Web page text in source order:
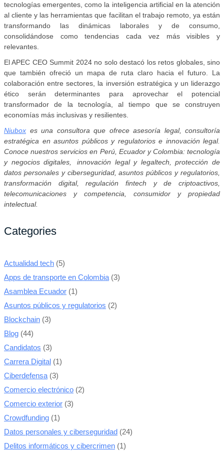
tecnologías emergentes, como la inteligencia artiﬁcial en la atención
al cliente y las herramientas que facilitan el trabajo remoto, ya están
transformando las dinámicas laborales y de consumo,
consolidándose como tendencias cada vez más visibles y
relevantes.
El APEC CEO Summit 2024 no solo destacó los retos globales, sino
que también ofreció un mapa de ruta claro hacia el futuro. La
colaboración entre sectores, la inversión estratégica y un liderazgo
ético serán determinantes para aprovechar el potencial
transformador de la tecnología, al tiempo que se construyen
economías más inclusivas y resilientes.
Niubox es una consultora que ofrece asesoría legal, consultoría
estratégica en asuntos públicos y regulatorios e innovación legal.
Conoce nuestros servicios en Perú, Ecuador y Colombia: tecnología
y negocios digitales, innovación legal y legaltech, protección de
datos personales y ciberseguridad, asuntos públicos y regulatorios,
transformación digital, regulación fintech y de criptoactivos,
telecomunicaciones y competencia, consumidor y propiedad
intelectual.
Categories
Actualidad tech (5)
Apps de transporte en Colombia (3)
Asamblea Ecuador (1)
Asuntos públicos y regulatorios (2)
Blockchain (3)
Blog (44)
Candidatos (3)
Carrera Digital (1)
Ciberdefensa (3)
Comercio electrónico (2)
Comercio exterior (3)
Crowdfunding (1)
Datos personales y ciberseguridad (24)
Delitos informáticos y cibercrimen (1)